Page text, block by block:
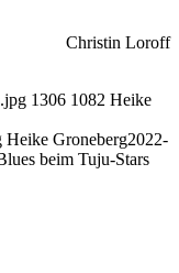
Christin Loroff
1306 1082 Heike
Heike Groneberg2022-
beim Tuju-Stars